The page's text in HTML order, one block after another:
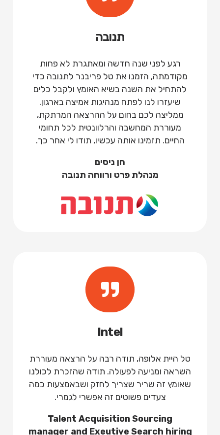
תנובה
רגע לפני שנה חדשה ומאתגרת לא פחות
מקודמתה, הזמנו את טל פריבנר לתנובה כדי
להתחיל את השנה בשיא האומץ ולקבל כלים
שיעזרו לנו לפתח מנהיגות אמיצה בארגון.
ממליצה לכם בחום על ההרצאה המרתקת,
מעוררת המחשבה והרלוונטית לכל תחומי
החיים. תזמינו אותה עכשיו, תודו לי אחר כך.
חן ניסים
מנהלת פרט ורווחה תנובה
Intel
טל היית אלופה, תודה רבה על הרצאה מעוררת
השראה ומניעה לפעולה. תודה שהזכרת לכולנו
שאומץ זה שריר שצריך לחזק ושבאמצעות כמה
צעדים פשוטים זה אפשרי לגמרי.
Talent Acquisition Sourcing
manager and Exeutive Search hiring